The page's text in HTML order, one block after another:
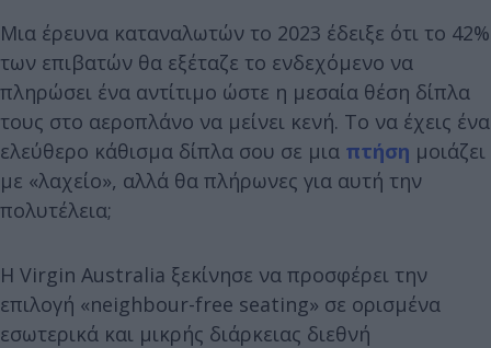
Μια έρευνα καταναλωτών το 2023 έδειξε ότι το 42%
των επιβατών θα εξέταζε το ενδεχόμενο να
πληρώσει ένα αντίτιμο ώστε η μεσαία θέση δίπλα
τους στο αεροπλάνο να μείνει κενή. Το να έχεις ένα
ελεύθερο κάθισμα δίπλα σου σε μια πτήση μοιάζει
με «λαχείο», αλλά θα πλήρωνες για αυτή την
πολυτέλεια;
Η Virgin Australia ξεκίνησε να προσφέρει την
επιλογή «neighbour-free seating» σε ορισμένα
εσωτερικά και μικρής διάρκειας διεθνή